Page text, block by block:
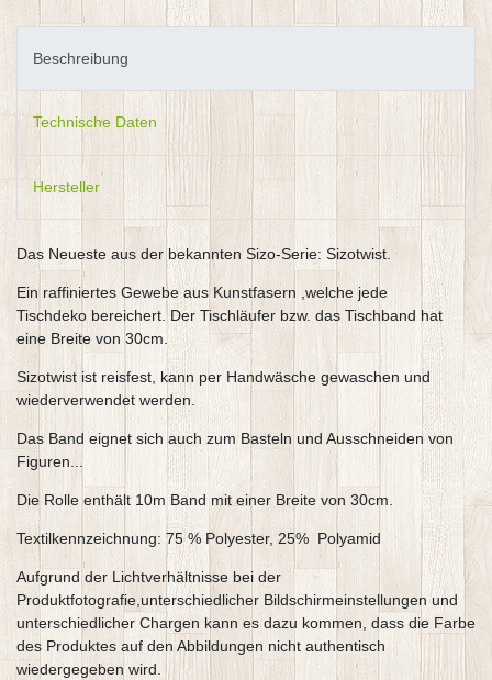
Beschreibung
Technische Daten
Hersteller
Das Neueste aus der bekannten Sizo-Serie: Sizotwist.
Ein raffiniertes Gewebe aus Kunstfasern ,welche jede
Tischdeko bereichert. Der Tischläufer bzw. das Tischband hat
eine Breite von 30cm.
Sizotwist ist reisfest, kann per Handwäsche gewaschen und
wiederverwendet werden.
Das Band eignet sich auch zum Basteln und Ausschneiden von
Figuren...
Die Rolle enthält 10m Band mit einer Breite von 30cm.
Textilkennzeichnung: 75 % Polyester, 25% Polyamid
Aufgrund der Lichtverhältnisse bei der
Produktfotografie,unterschiedlicher Bildschirmeinstellungen und
unterschiedlicher Chargen kann es dazu kommen, dass die Farbe
des Produktes auf den Abbildungen nicht authentisch
wiedergegeben wird.